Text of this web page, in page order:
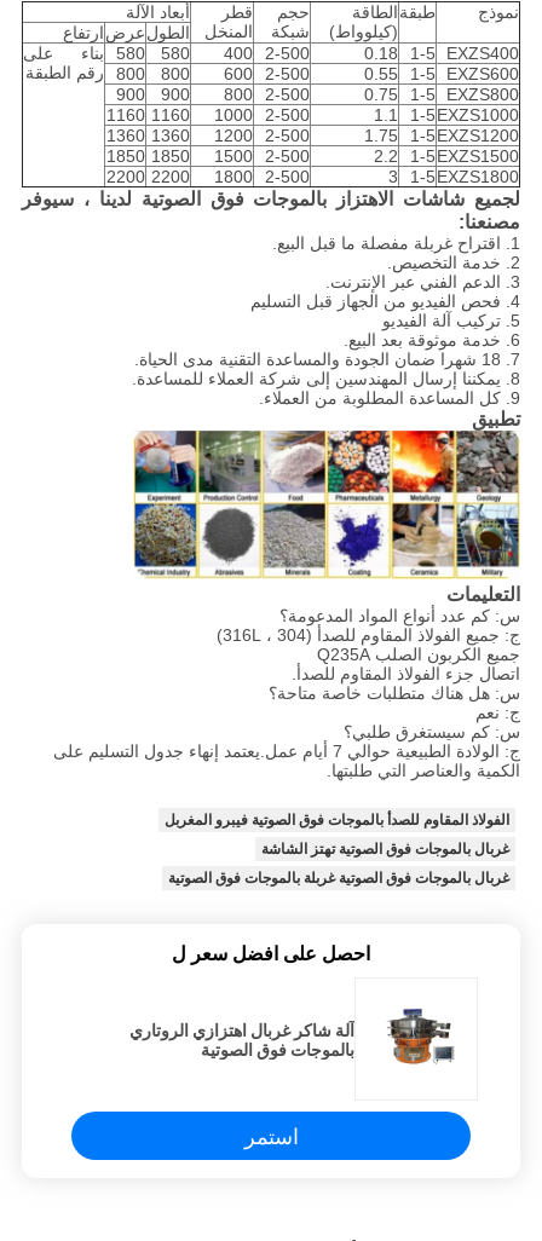
نموذج طبقةالطاقة
(كيلوواط)
حجم
شبكة
قطر
المنخل
أبعاد الآلة
الطولعرضارتفاع
EXZS400
1-5
0.18
2-500
400
580
580
بناء على
رقم الطبقة
EXZS600
1-5
0.55
2-500
600
800
800
EXZS800
1-5
0.75
2-500
800
900
900
EXZS1000
1-5
1.1
2-500
1000
1160
1160
EXZS1200
1-5
1.75
2-500
1200
1360
1360
EXZS1500
1-5
2.2
2-500
1500
1850
1850
EXZS1800
1-5
3
2-500
1800
2200
2200
لجميع شاشات الاهتزاز بالموجات فوق الصوتية لدينا ، سيوفر
مصنعنا:
1. اقتراح غربلة مفصلة ما قبل البيع.
2. خدمة التخصيص.
3. الدعم الفني عبر الإنترنت.
4. فحص الفيديو من الجهاز قبل التسليم
5. تركيب آلة الفيديو
6. خدمة موثوقة بعد البيع.
7. 18 شهرا ضمان الجودة والمساعدة التقنية مدى الحياة.
8. يمكننا إرسال المهندسين إلى شركة العملاء للمساعدة.
9. كل المساعدة المطلوبة من العملاء.
تطبيق
التعليمات
س: كم عدد أنواع المواد المدعومة؟
ج: جميع الفولاذ المقاوم للصدأ (304 ، 316L)
جميع الكربون الصلب Q235A
اتصال جزء الفولاذ المقاوم للصدأ.
س: هل هناك متطلبات خاصة متاحة؟
ج: نعم
س: كم سيستغرق طلبي؟
ج: الولادة الطبيعية حوالي 7 أيام عمل.يعتمد إنهاء جدول التسليم على
الكمية والعناصر التي طلبتها.
الفولاذ المقاوم للصدأ بالموجات فوق الصوتية فيبرو المغربل
غربال بالموجات فوق الصوتية تهتز الشاشة
غربال بالموجات فوق الصوتية غربلة بالموجات فوق الصوتية
احصل على افضل سعر ل
آلة شاكر غربال اهتزازي الروتاري
بالموجات فوق الصوتية
استمر